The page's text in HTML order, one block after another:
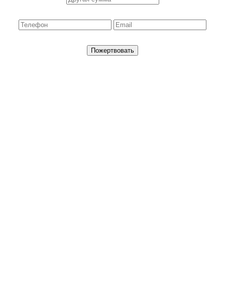
Пожертвовать